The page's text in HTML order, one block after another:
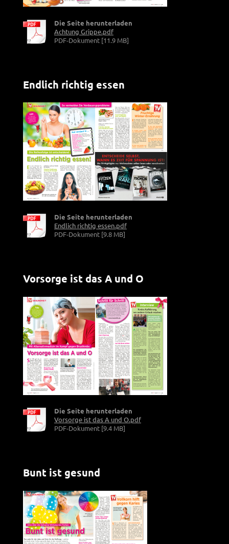
Die Seite herunterladen
Achtung Grippe.pdf
PDF-Dokument [11.9 MB]
Endlich richtig essen
Die Seite herunterladen
Endlich richtig essen.pdf
PDF-Dokument [9.8 MB]
Vorsorge ist das A und O
Die Seite herunterladen
Vorsorge ist das A und O.pdf
PDF-Dokument [9.4 MB]
Bunt ist gesund